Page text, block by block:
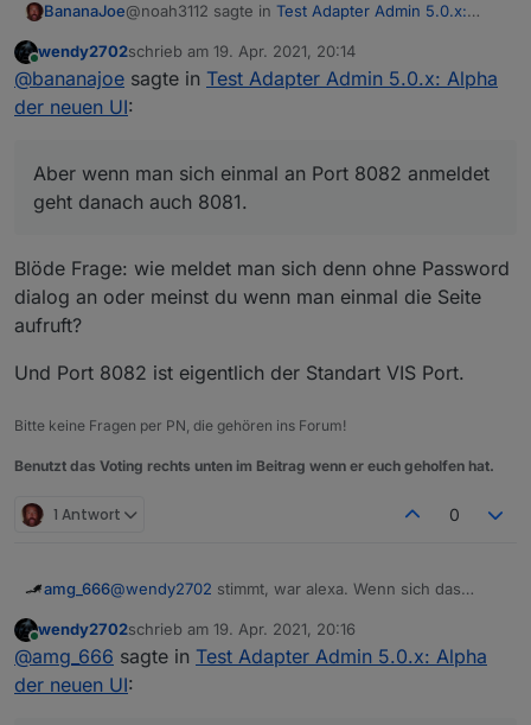
BananaJoe@noah3112 sagte in Test Adapter Admin 5.0.x:
@wendy2702
Ich habe bei mir 2 Admin Instanzen laufen, eine mit
Bei der mit Passwort Dialog (auf Port 8081) habe
ich den gleichen Fehler. Aber wenn man sich
einmal an Port 8082 anmeldet geht danach auch
Online
wendy2702schrieb am 19. Apr. 2021, 20:14
zuletzt editiert von
@bananajoe sagte in Test Adapter Admin 5.0.x: Alpha
der neuen UI:
Aber wenn man sich einmal an Port 8082 anmeldet
geht danach auch 8081.
Blöde Frage: wie meldet man sich denn ohne Password
dialog an oder meinst du wenn man einmal die Seite
aufruft?
Und Port 8082 ist eigentlich der Standart VIS Port.
Bitte keine Fragen per PN, die gehören ins Forum!
Benutzt das Voting rechts unten im Beitrag wenn er euch geholfen hat.
1 Antwort 0
amg_666@wendy2702 stimmt, war alexa. Wenn sich das
ist es ok, ist aber ein neuer Dialog, oder? Im alten
Adapter wurde installiert ohne Nachfrage.
Wahrscheinlich ist die neue Variante aber auch
Ich hab noch einen Punkt wo ich nicht weiss ob es
ein Fehler ist oder ob das Problem vorm Bildschirm
sitzt:
wendy2702schrieb am 19. Apr. 2021, 20:16
zuletzt editiert von
@amg_666 sagte in Test Adapter Admin 5.0.x: Alpha
der neuen UI: